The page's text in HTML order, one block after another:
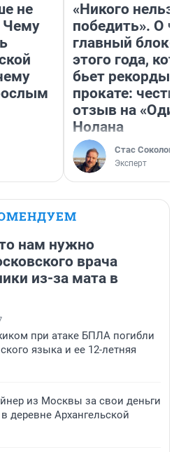
не
Чему
«Никого нельзя
победить». О
главный
этого года,
бьет рекорды в
прокате:
отзыв на
Нолана
Стас Соколов
Эксперт
нам нужно
врача
из-за мата в
при атаке БПЛА погибли
языка и ее 12-летняя
из Москвы за свои деньги
деревне Архангельской